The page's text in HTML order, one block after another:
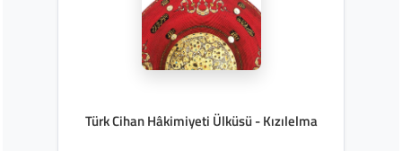
Türk Cihan Hâkimiyeti Ülküsü - Kızılelma